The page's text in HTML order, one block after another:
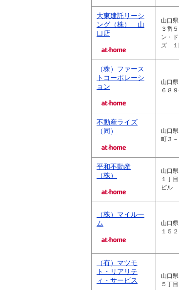
大東建託リーシ
ング（株） 山
口店
山口
３番
ン・
ズ １
（株）ファース
トコーポレーシ
ョン
山口
６８
不動産ライズ
（同）
山口
町３－
平和不動産
（株）
山口
１丁
ビル
（株）マイルー
ム
山口
１５
（有）マツモ
ト・リアリテ
ィ・サービス
山口
５丁